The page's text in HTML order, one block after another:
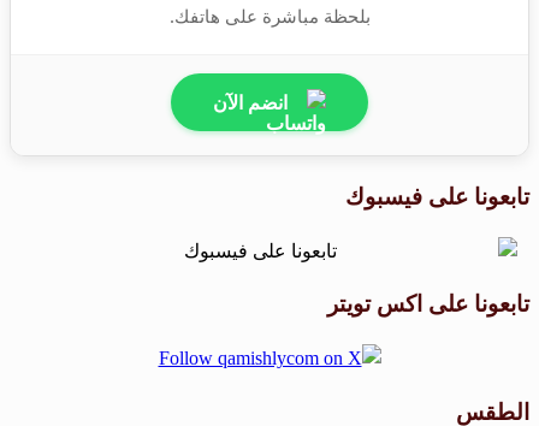
بلحظة مباشرة على هاتفك.
انضم الآن
تابعونا على فيسبوك
تابعونا على اكس تويتر
الطقس